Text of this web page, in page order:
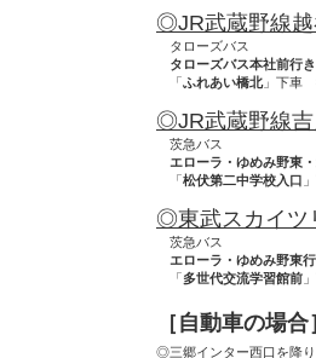
◎JR武蔵野線越
タローズバス
タローズバス本社前行
「ふれあい橋北」下車
◎JR武蔵野線吉
茨急バス
エローラ・ゆめみ野東
「松伏第二中学校入口
◎東武スカイツ
茨急バス
エローラ・ゆめみ野東
「多世代交流学習館前
［自動車の場合
◎三郷インター西口を降